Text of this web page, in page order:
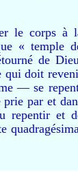
le corps à
« temple
de
qui doit
— se
prie par et
repentir et